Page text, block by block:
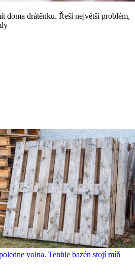
doma drátěnku. Řeší největší problém,
volna. Tenhle bazén stojí míň